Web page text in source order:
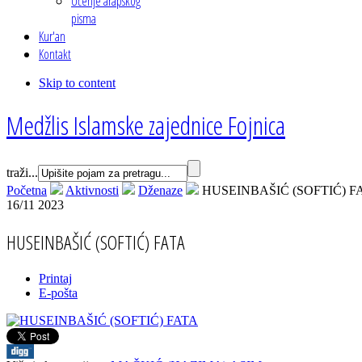
pisma
Kur'an
Kontakt
Skip to content
Medžlis Islamske zajednice Fojnica
traži...
Početna
Aktivnosti Dženaze
HUSEINBAŠIĆ (SOFTIĆ)
16/11 2023
HUSEINBAŠIĆ (SOFTIĆ) FATA
Printaj
E-pošta